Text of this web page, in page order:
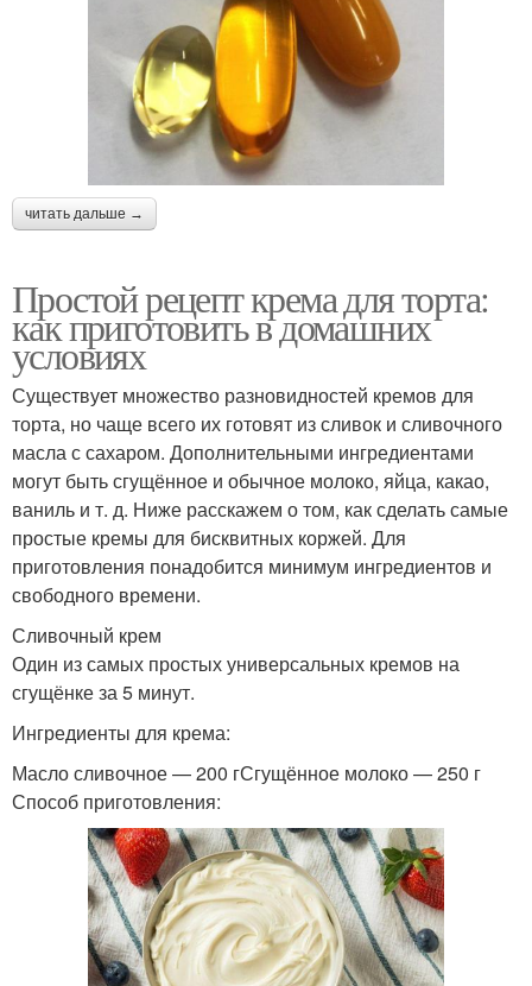
читать дальше →
Простой рецепт крема для торта:
как приготовить в домашних
условиях
Существует множество разновидностей кремов для
торта, но чаще всего их готовят из сливок и сливочного
масла с сахаром. Дополнительными ингредиентами
могут быть сгущённое и обычное молоко, яйца, какао,
ваниль и т. д. Ниже расскажем о том, как сделать самые
простые кремы для бисквитных коржей. Для
приготовления понадобится минимум ингредиентов и
свободного времени.
Сливочный крем
Один из самых простых универсальных кремов на
сгущёнке за 5 минут.
Ингредиенты для крема:
Масло сливочное — 200 гСгущённое молоко — 250 г
Способ приготовления: